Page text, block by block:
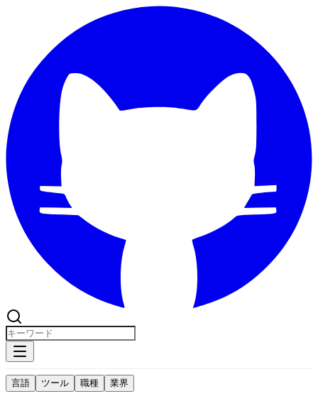
言語 ツール 職種 業界